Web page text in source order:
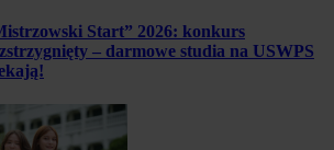
Start” 2026: konkurs
– darmowe studia na USWPS